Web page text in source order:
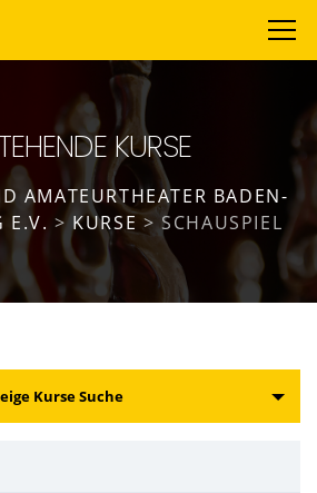
KURSE
AMATEURTHEATER BADEN-
E.V. >KURSE >SCHAUSPIEL
Kurse Suche